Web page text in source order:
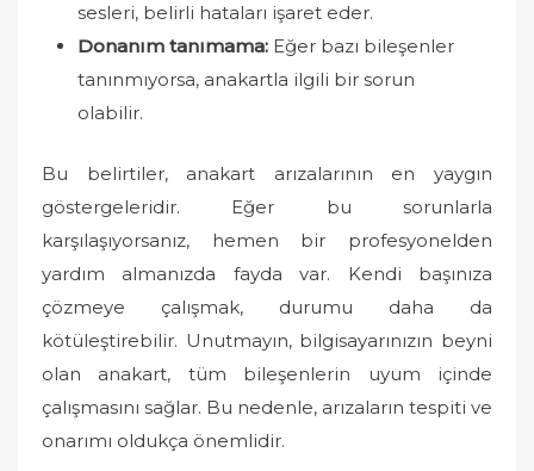
sesleri, belirli hataları işaret eder.
Donanım tanımama: Eğer bazı bileşenler
tanınmıyorsa, anakartla ilgili bir sorun
olabilir.
Bu belirtiler, anakart arızalarının en yaygın
göstergeleridir. Eğer bu sorunlarla
karşılaşıyorsanız, hemen bir profesyonelden
yardım almanızda fayda var. Kendi başınıza
çözmeye çalışmak, durumu daha da
kötüleştirebilir. Unutmayın, bilgisayarınızın beyni
olan anakart, tüm bileşenlerin uyum içinde
çalışmasını sağlar. Bu nedenle, arızaların tespiti ve
onarımı oldukça önemlidir.